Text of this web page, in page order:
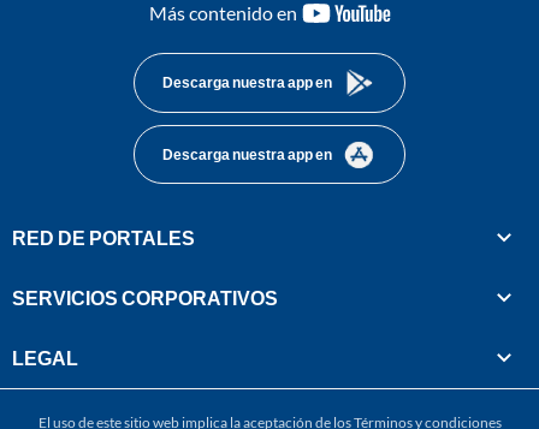
Más contenido en
youtube-
Descarga nuestra app en
Descarga nuestra app en
RED DE PORTALES
SERVICIOS CORPORATIVOS
LEGAL
El uso de este sitio web implica la aceptación de losTérminos y condiciones